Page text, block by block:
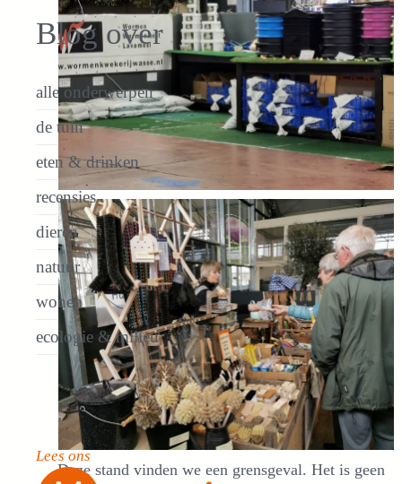
Deze stand vinden we een grensgeval. Het is geen
Blog over
alle onderwerpen
de tuin
eten & drinken
recensies
dieren
natuur
wonen
ecologie & milieu
Lees ons